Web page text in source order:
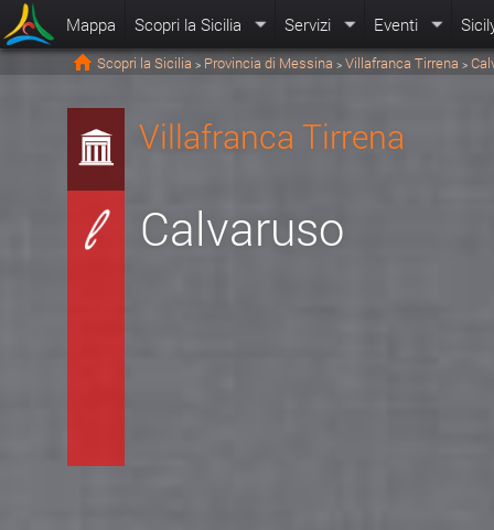
Mappa Scopri la Sicilia Servizi Eventi
Scopri la Sicilia > Provincia di Messina > Villafranca Tirrena >
Villafranca Tirrena
Calvaruso